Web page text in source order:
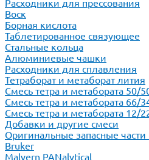
Расходники для прессования
Воск
Борная кислота
Таблетированное связующее
Стальные кольца
Алюминиевые чашки
Расходники для сплавления
Тетраборат и метаборат лития
Смесь тетра и метабората 50/
Смесь тетра и метабората 66/
Смесь тетра и метабората 12/
Добавки и другие смеси
Оригинальные запасные части
Bruker
Malvern PANalytical